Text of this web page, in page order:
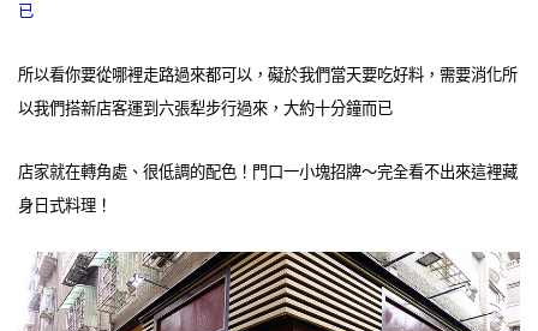
已
所以看你要從哪裡走路過來都可以，礙於我們當天要吃好料，需要消化所
以我們搭新店客運到六張犁步行過來，大約十分鐘而已
店家就在轉角處、很低調的配色！門口一小塊招牌～完全看不出來這裡藏
身日式料理！